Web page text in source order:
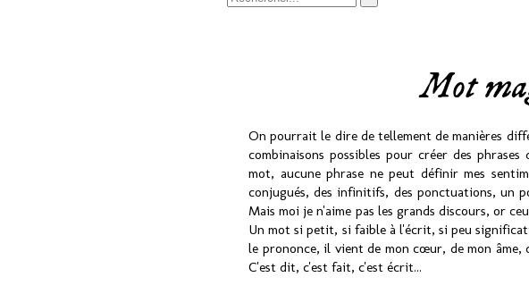
Mot
On pourrait le dire de tellement de manières
combinaisons possibles pour créer des
mot, aucune phrase ne peut définir mes
conjugués, des infinitifs, des ponctuations, un
Mais moi je n'aime pas les grands discours, or
Un mot si petit, si faible à l'écrit, si peu
le prononce, il vient de mon cœur, de mon
C'est dit, c'est fait, c'est écrit...